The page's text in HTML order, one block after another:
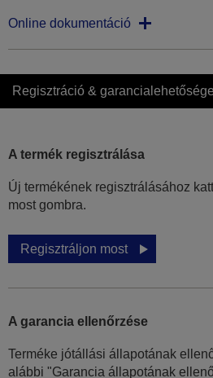
Online dokumentáció
Regisztráció &
A termék regisztrálása
Új termékének regisztrálásához
most gombra.
Regisztráljon most
A garancia ellenőrzése
Terméke jótállási állapotának
alábbi "Garancia állapotának